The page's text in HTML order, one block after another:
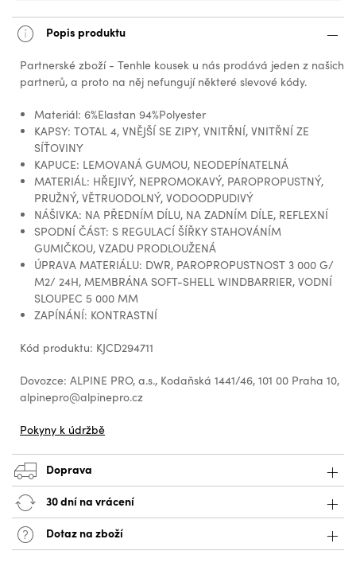
Popis produktu
Partnerské zboží - Tenhle kousek u nás prodává jeden z našich
partnerů, a proto na něj nefungují některé slevové kódy.
Materiál: 6%Elastan 94%Polyester
KAPSY: TOTAL 4, VNĚJŠÍ SE ZIPY, VNITŘNÍ, VNITŘNÍ ZE
SÍŤOVINY
KAPUCE: LEMOVANÁ GUMOU, NEODEPÍNATELNÁ
MATERIÁL: HŘEJIVÝ, NEPROMOKAVÝ, PAROPROPUSTNÝ,
PRUŽNÝ, VĚTRUODOLNÝ, VODOODPUDIVÝ
NÁŠIVKA: NA PŘEDNÍM DÍLU, NA ZADNÍM DÍLE, REFLEXNÍ
SPODNÍ ČÁST: S REGULACÍ ŠÍŘKY STAHOVÁNÍM
GUMIČKOU, VZADU PRODLOUŽENÁ
ÚPRAVA MATERIÁLU: DWR, PAROPROPUSTNOST 3 000 G/
M2/ 24H, MEMBRÁNA SOFT-SHELL WINDBARRIER, VODNÍ
SLOUPEC 5 000 MM
ZAPÍNÁNÍ: KONTRASTNÍ
Kód produktu: KJCD294711
Dovozce: ALPINE PRO, a.s., Kodaňská 1441/46, 101 00 Praha 10,
alpinepro@alpinepro.cz
Pokyny k údržbě
Doprava
30 dní na vrácení
Dotaz na zboží